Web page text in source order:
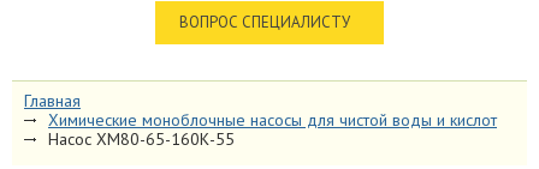
ВОПРОС СПЕЦИАЛИСТУ
Главная
Химические моноблочные насосы для чистой воды и кислот
Насос ХМ80-65-160К-55